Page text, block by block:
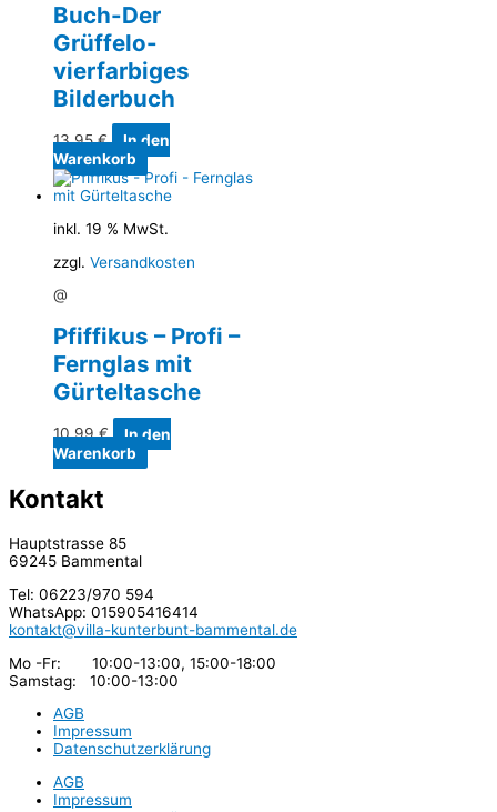
Buch-Der
Grüffelo-
vierfarbiges
Bilderbuch
13,95€
In den
Warenkorb
inkl. 19 % MwSt.
zzgl. Versandkosten
@
Pfiffikus – Profi –
Fernglas mit
Gürteltasche
10,99€
In den
Warenkorb
Kontakt
Hauptstrasse 85
69245 Bammental
Tel: 06223/970 594
WhatsApp: 015905416414
kontakt@villa-kunterbunt-bammental.de
Mo -Fr: 10:00-13:00, 15:00-18:00
Samstag: 10:00-13:00
AGB
Impressum
Datenschutzerklärung
AGB
Impressum